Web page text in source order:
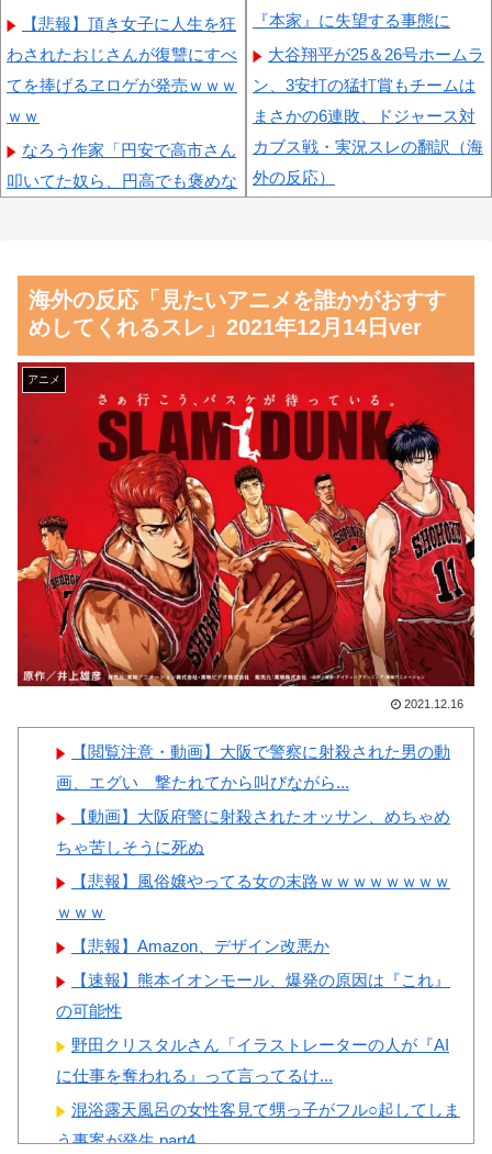
【悲報】頂き女子に人生を狂
わされたおじさんが復讐にすべ
てを捧げるヱロゲが発売ｗｗｗ
ｗｗ
なろう作家「円安で高市さん
叩いてた奴ら、円高でも褒めな
海外「世界で日本を死守する
ぞ！」 日本の消防署を訪れた
ちびっ子集団が世界をメロメロ
に
【朗報】齋藤飛鳥、前屈みで
完全に見えてる動画が拡散され
磁気嵐、地球由来のイオンが
主導…JAXAの衛星「あらせ」
が観測！
舌を絡ませて、唾液交換して
── ちゅっちゅしながらの濃厚
エッ画像♪
海外「日本よ、お前がナンバ
本の対応のスピードに世界が衝
【画像】顔100点、体30点の
女ｗｗｗ
Powered by livedoor 相互RSS
『本家』に失望する事態に
大谷翔平が25＆26号ホームラ
ン、3安打の猛打賞もチームは
まさかの6連敗、ドジャース対
カブス戦・実況スレの翻訳（海
外の反応）
べた変わった食べ物に対する海
外の反応
海外「お前らの国に他愛のな
い対立ってある？」日本「エス
カレーターの立つ位置」
【激震】韓国人「韓国サッカ
ー協会、W杯・五輪で複数回の
性接待を行い審判を買収してい
たことが発覚…（ﾌﾞﾙﾌﾞﾙ」＝
韓国の反応
韓国人「日本ではテーブルに
肘をついてはいけない？日本の
食事マナーが想像以上に厳格す
ぎて韓国人が衝撃！」→「これ
が日本の食事マナーか？‥」
韓国人「韓国サッカー協会W
杯予選で外国人審判に性接待し
たことが発覚！」
全に定着！ブームを超えて一つ
愛されてる模様…（ﾌﾞﾙﾌﾞﾙ」
ﾙ」＝韓国の反応
海外の反応「見たいアニメを誰かがおすす
めしてくれるスレ」2021年12月14日ver
アニメ
2021.12.16
【閲覧注意・動画】大阪で警察に射殺された男の動
画、エグい 撃たれてから叫びながら...
【動画】大阪府警に射殺されたオッサン、めちゃめ
ちゃ苦しそうに死ぬ
【悲報】風俗嬢やってる女の末路ｗｗｗｗｗｗｗｗ
ｗｗｗ
【悲報】Amazon、デザイン改悪か
【速報】熊本イオンモール、爆発の原因は『これ』
の可能性
野田クリスタルさん「イラストレーターの人が『AI
に仕事を奪われる』って言ってるけ...
混浴露天風呂の女性客見て甥っ子がフル○起してしま
う事案が発生 part4